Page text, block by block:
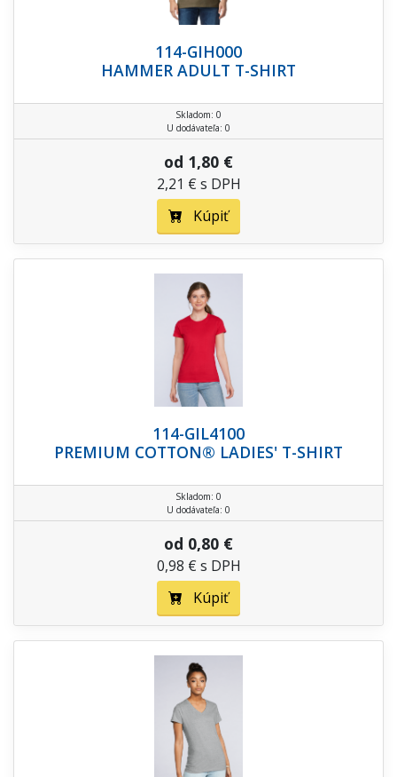
114-GIH000
HAMMER ADULT T-SHIRT
Skladom: 0
U dodávateľa: 0
od 1,80 €
2,21 € s DPH
Kúpiť
114-GIL4100
PREMIUM COTTON® LADIES' T-SHIRT
Skladom: 0
U dodávateľa: 0
od 0,80 €
0,98 € s DPH
Kúpiť